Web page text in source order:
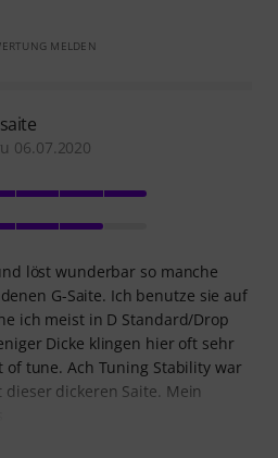
MELDEN
06.07.2020
löst wunderbar so manche
G-Saite. Ich benutze sie auf
ich meist in D Standard/Drop
Dicke klingen hier oft sehr
tune. Ach Tuning Stability war
dickeren Saite. Mein